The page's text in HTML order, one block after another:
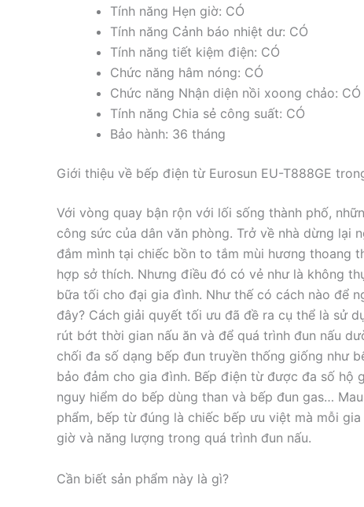
Tính năng Hẹn giờ: CÓ
Tính năng Cảnh báo nhiệt dư: CÓ
Tính năng tiết kiệm điện: CÓ
Chức năng hâm nóng: CÓ
Chức năng Nhận diện nồi xoong chảo: CÓ
Tính năng Chia sẻ công suất: CÓ
Bảo hành: 36 tháng
Giới thiệu về bếp điện từ Eurosun EU-T888GE
Với vòng quay bận rộn với lối sống thành phố,
công sức của dân văn phòng. Trở về nhà dừng lại
đắm mình tại chiếc bồn to tắm mùi hương thoang
hợp sở thích. Nhưng điều đó có vẻ như là không
bữa tối cho đại gia đình. Như thế có cách nào để
đây? Cách giải quyết tối ưu đã đề ra cụ thể là sử
rút bớt thời gian nấu ăn và để quá trình đun nấu
chối đa số dạng bếp đun truyền thống giống như
bảo đảm cho gia đình. Bếp điện từ được đa số hộ
nguy hiểm do bếp dùng than và bếp đun gas…
phẩm, bếp từ đúng là chiếc bếp ưu việt mà mỗi
giờ và năng lượng trong quá trình đun nấu.
Cần biết sản phẩm này là gì?